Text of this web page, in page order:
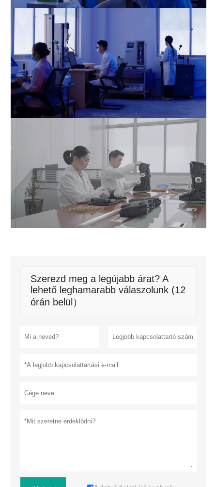
Szerezd meg a legújabb árat? A
lehető leghamarabb válaszolunk (12
órán belül）